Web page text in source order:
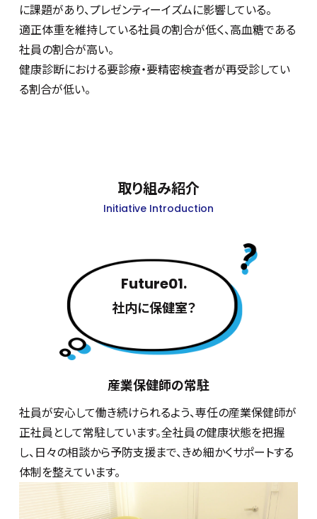
に課題があり、プレゼンティーイズムに影響している。
適正体重を維持している社員の割合が低く、高血糖である
社員の割合が高い。
健康診断における要診療・要精密検査者が再受診してい
る割合が低い。
取り組み紹介
Initiative Introduction
Future01.
社内に保健室？
産業保健師の常駐
社員が安心して働き続けられるよう、専任の産業保健師が
正社員として常駐しています。全社員の健康状態を把握
し、日々の相談から予防支援まで、きめ細かくサポートする
体制を整えています。